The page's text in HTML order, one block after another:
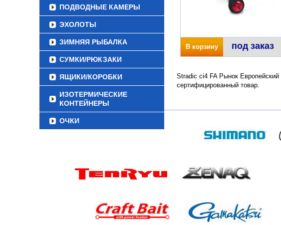
ПОДВОДНЫЕ КАМЕРЫ
ЭХОЛОТЫ
ЗИМНЯЯ РЫБАЛКА
СУМКИ/РЮКЗАКИ
ЯЩИКИ/КОРОБКИ
ИЗОТЕРМИЧЕСКИЕ
КОНТЕЙНЕРЫ
ОЧКИ
В корзину под заказ
Stradic ci4 FA Рынок
сертифицированный товар.